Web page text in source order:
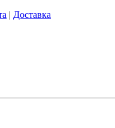
| Доставка